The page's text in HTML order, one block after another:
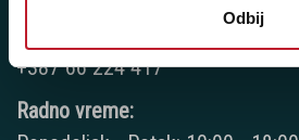
Odbij
+387 66 224 417
Radno vreme: